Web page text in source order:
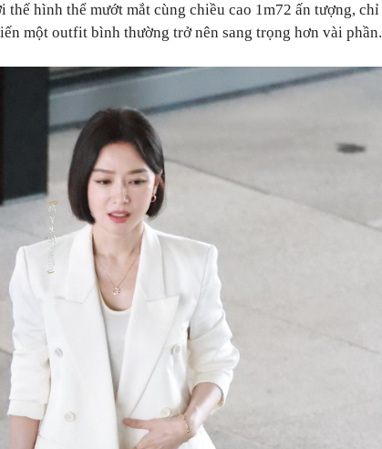
thế hình thể mướt mắt cùng chiều cao 1m72 ấn tượng, chỉ
một outfit bình thường trở nên sang trọng hơn vài phần.